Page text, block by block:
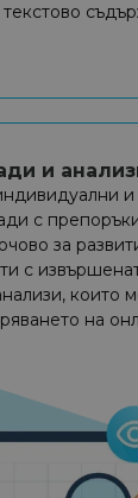
и
и
с
за
с
които
на